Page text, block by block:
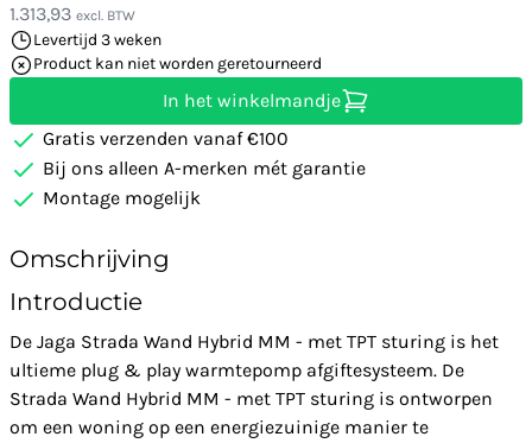
1.313,93 excl. BTW
Levertijd 3 weken
Product kan niet worden geretourneerd
In het winkelmandje
Gratis verzenden vanaf €100
Bij ons alleen A-merken mét garantie
Montage mogelijk
Omschrijving
Introductie
De Jaga Strada Wand Hybrid MM - met TPT sturing is het
ultieme plug & play warmtepomp afgiftesysteem. De
Strada Wand Hybrid MM - met TPT sturing is ontworpen
om een woning op een energiezuinige manier te